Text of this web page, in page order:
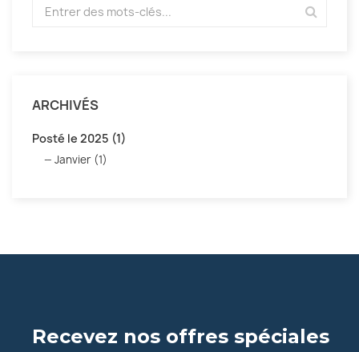
ARCHIVÉS
Posté le 2025 (1)
Janvier (1)
Recevez nos offres spéciales